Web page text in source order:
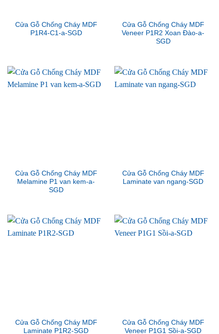
Cửa Gỗ Chống Cháy MDF
P1R4-C1-a-SGD
Cửa Gỗ Chống Cháy MDF
Veneer P1R2 Xoan Đào-a-
SGD
Cửa Gỗ Chống Cháy MDF
Melamine P1 van kem-a-
SGD
Cửa Gỗ Chống Cháy MDF
Laminate van ngang-SGD
Cửa Gỗ Chống Cháy MDF
Laminate P1R2-SGD
Cửa Gỗ Chống Cháy MDF
Veneer P1G1 Sồi-a-SGD